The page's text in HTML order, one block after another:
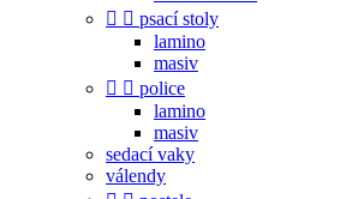
  psací stoly
lamino
masiv
  police
lamino
masiv
sedací vaky
válendy